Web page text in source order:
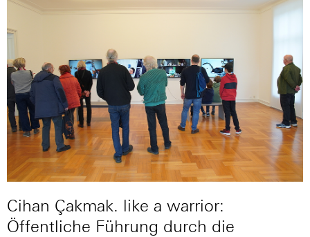
Cihan Çakmak. like a warrior:
Öffentliche Führung durch die